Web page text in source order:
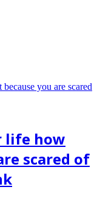
life how
scared of